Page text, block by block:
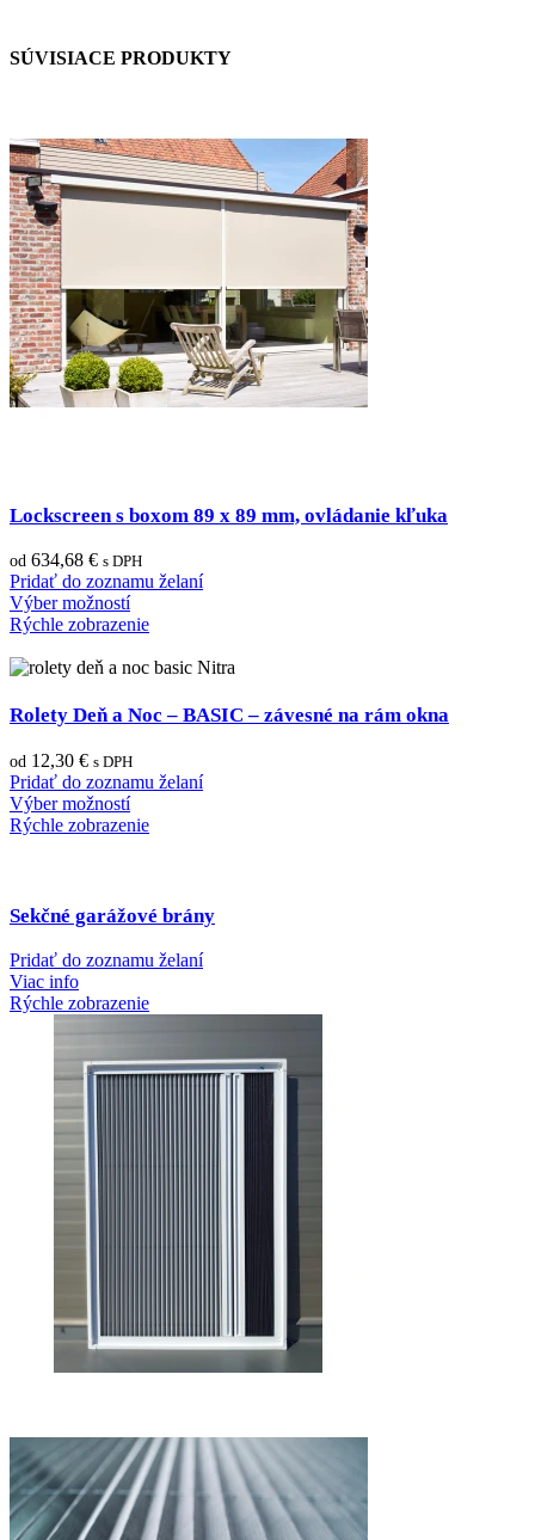
SÚVISIACE PRODUKTY
Lockscreen s boxom 89 x 89 mm, ovládanie kľuka
od 634,68 € s DPH
Pridať do zoznamu želaní
Výber možností
Rýchle zobrazenie
Rolety Deň a Noc – BASIC – závesné na rám okna
od 12,30 € s DPH
Pridať do zoznamu želaní
Výber možností
Rýchle zobrazenie
Sekčné garážové brány
Pridať do zoznamu želaní
Viac info
Rýchle zobrazenie